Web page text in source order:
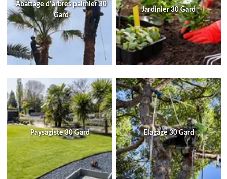
Abattage d'arbres palmier 30
Gard
Jardinier 30 Gard
Paysagiste 30 Gard Elagage 30 Gard